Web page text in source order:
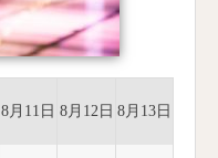
8月11日 8月12日 8月13日